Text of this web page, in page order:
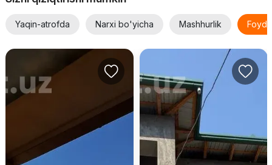
Yaqin-atrofda Narxi bo'yicha Mashhurlik